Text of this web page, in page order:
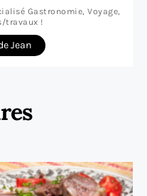
Gastronomie, Voyage,
travaux !
Jean